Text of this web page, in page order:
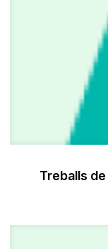
Treballs